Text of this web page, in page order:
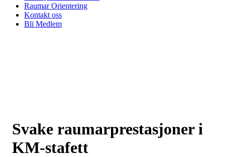
Raumar Orientering
Kontakt oss
Bli Medlem
Svake raumarprestasjoner i
KM-stafett